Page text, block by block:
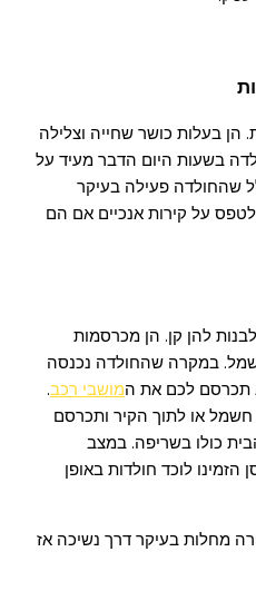
הן בעלות כושר שחייה וצלילה
בשעות היום הדבר מעיד על
שהחולדה פעילה בעיקר
על קירות אנכיים אם הם
להן קן. הן מכרסמות
במקרה שהחולדה נכנסה
תכרסם לכם את המושבי רכב.
או לתוך הקיר ותכרסם
כולו בשריפה. במצב
לוכד חולדות באופן
מחלות בעיקר דרך נשיכה אז